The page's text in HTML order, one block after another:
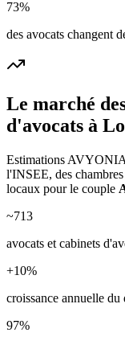
73%
des avocats changent
Le marché
d'avocats à
Estimations AVYONIA
l'INSEE, des
locaux pour le couple
~713
avocats et cabinets
+10%
croissance annuelle
97%